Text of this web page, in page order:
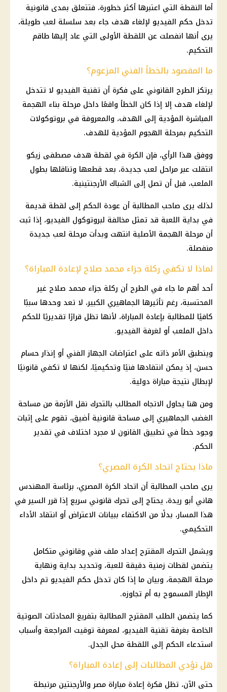
أما النقطة التي اعتبرها أكثر خطورة، فتتعلق بمدى قانونية
تدخل حكم الفيديو لإلغاء هدف جاء بعد سلسلة لعب طويلة،
يرى أنها انفصلت عن اللقطة الأولى التي عاد إليها طاقم
التحكيم.
ما المقصود بالخطأ الفني المزعوم؟
يرتكز الطرح القانوني على فكرة أن تقنية الفيديو لا تتدخل
لإلغاء هدف إلا إذا كان الخطأ واقعًا داخل مرحلة بناء الهجمة
المباشرة المؤدية إلى الهدف، والمعروفة في بروتوكولات
التحكيم بمرحلة الهجوم المؤدية للهدف.
ووفق هذا الرأي، فإن الكرة في لقطة هدف مصطفى زيكو
انتقلت عبر مراحل لعب جديدة، بعد قطعها وتناقلها بطول
الملعب، قبل أن تصل إلى الشباك الأرجنتينية.
لذلك يرى صاحب المطالبة أن عودة الحكم إلى لقطة قديمة
في بداية اللعبة قد تمثل مخالفة لبروتوكول الفيديو، إذا ثبت
أن مرحلة الهجمة الأصلية انتهت وبدأت مرحلة لعب جديدة
منفصلة.
لماذا لا تكفي ركلة جزاء محمد صلاح لإعادة المباراة؟
أحد أهم ما جاء في الطرح أن ركلة جزاء محمد صلاح غير
المحتسبة، رغم تأثيرها الجماهيري الكبير، لا تعد وحدها سببًا
كافيًا للمطالبة بإعادة المباراة، لأنها تظل قرارًا تقديريًا للحكم
داخل الملعب أو لغرفة الفيديو.
وينطبق الأمر ذاته على اعتراضات الجهاز الفني أو إنذارحسام
حسن، إذ يمكن انتقادها فنيًا وتحكيميًا، لكنها لا تكفي قانونيًا
لإبطال نتيجة مباراة دولية.
ومن هنا يحاول الاتجاه المطالب بالتحرك نقل الأزمة من مساحة
الغضب الجماهيري إلى مساحة قانونية أضيق، تقوم على إثبات
وجود خطأ في تطبيق القانون لا مجرد اختلاف في تقدير
الحكم.
ماذا يحتاج اتحاد الكرة المصري؟
يرى صاحب المطالبة أن اتحاد الكرة المصري، برئاسة المهندس
هاني أبو ريدة، يحتاج إلى تحرك قانوني سريع إذا قرر السير في
هذا المسار، بدلًا من الاكتفاء ببيانات الاعتراض أو انتقاد الأداء
التحكيمي.
ويشمل التحرك المقترح إعداد ملف فني وقانوني متكامل
يتضمن لقطات زمنية دقيقة للعبة، وتحديد بداية ونهاية
مرحلة الهجمة، وبيان ما إذا كان تدخل حكم الفيديو تم داخل
الإطار المسموح به أم تجاوزه.
كما يتضمن الطلب المقترح المطالبة بتفريغ المحادثات الصوتية
الخاصة بغرفة تقنية الفيديو، لمعرفة توقيت المراجعة وأسباب
استدعاء الحكم إلى اللقطة محل الجدل.
هل تؤدي المطالبات إلى إعادة المباراة؟
حتى الآن، تظل فكرة إعادة مباراة مصر والأرجنتين مرتبطة